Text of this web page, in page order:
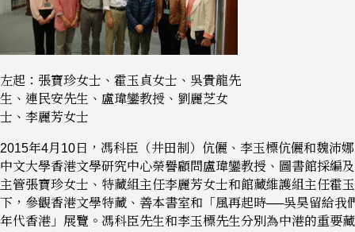
左起：張寶珍女士、霍玉貞女士、吳貴龍先
生、連民安先生、盧瑋鑾教授、劉麗芝女
士、李麗芳女士
2015年4月10日，馮科臣（井田制）伉儷、李玉標伉儷和魏沛
中文大學香港文學研究中心榮譽顧問盧瑋鑾教授、圖書館採編
主管張寶珍女士、特藏組主任李麗芳女士和館藏維護組主任霍
下，參觀香港文學特藏、善本書室和「風再起時──吳昊留給我
年代香港」展覽。馮科臣先生和李玉標先生分別為中港的重要